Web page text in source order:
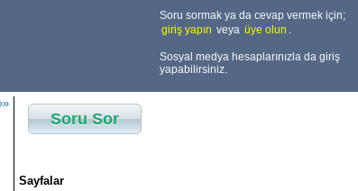
Soru sormak ya da cevap vermek için;
giriş yapın veya üye olun .
Sosyal medya hesaplarınızla da giriş
yapabilirsiniz.
Soru Sor
Sayfalar